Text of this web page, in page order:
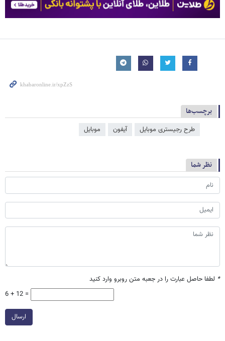
برچسب‌ها
طرح رجیستری موبایل آیفون موبایل
نظر شما
* لطفا حاصل عبارت را در جعبه متن روبرو وارد کنید
6 + 12 =
ارسال